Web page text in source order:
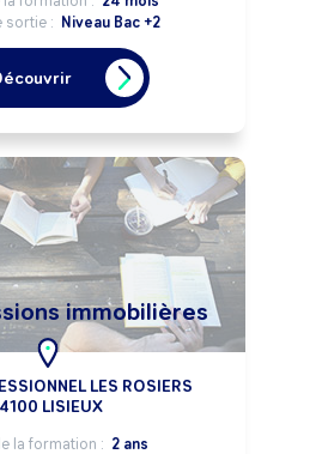
sortie : Niveau Bac +2
immobilières
LES ROSIERS
LISIEUX
la formation : 2 ans